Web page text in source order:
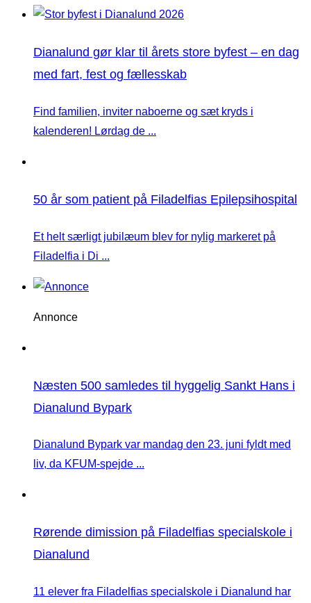
Dianalund gør klar til årets store byfest – en dag
med fart, fest og fællesskab
Find familien, inviter naboerne og sæt kryds i
kalenderen! Lørdag de ...
50 år som patient på Filadelfias Epilepsihospital
Et helt særligt jubilæum blev for nylig markeret på
Filadelfia i Di ...
Annonce
Næsten 500 samledes til hyggelig Sankt Hans i
Dianalund Bypark
Dianalund Bypark var mandag den 23. juni fyldt med
liv, da KFUM-spejde ...
Rørende dimission på Filadelfias specialskole i
Dianalund
11 elever fra Filadelfias specialskole i Dianalund har